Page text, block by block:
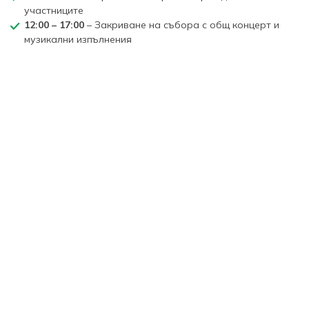
участниците
12:00 – 17:00 – Закриване на събора с общ концерт и
музикални изпълнения